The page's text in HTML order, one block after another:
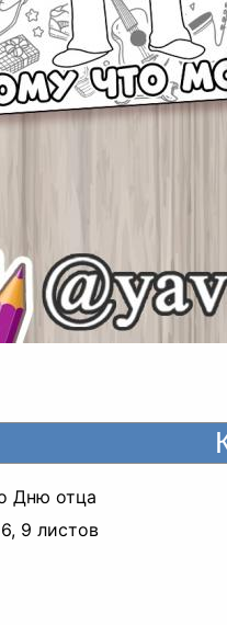
Дню отца
9 листов